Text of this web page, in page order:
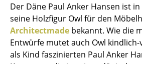
Schreibtische
Sekretäre & PC-Tische
Konferenztische
Der Däne Paul Anker Hansen ist
seine Holzfigur Owl für den
Architectmade bekannt. Wie die
Entwürfe mutet auch Owl
als Kind faszinierten Paul Anker